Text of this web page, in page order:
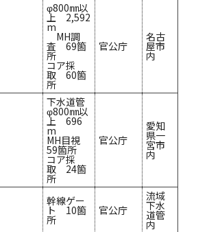
φ800㎜以
上 2,592
m
MH調
査 69箇
所
コア採
取 60箇
所
官公庁
名古
屋市
内
下水道管
φ800㎜以
上 696
m
MH目視
59箇所
コア採
取 24箇
所
官公庁
愛知
県一
宮市
内
幹線ゲー
ト 10箇
所
官公庁
流域
下水
道管
内